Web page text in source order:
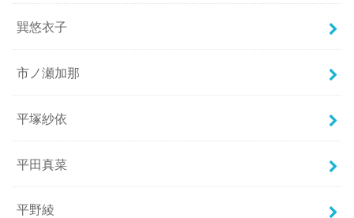
巽悠衣子
市ノ瀬加那
平塚紗依
平田真菜
平野綾